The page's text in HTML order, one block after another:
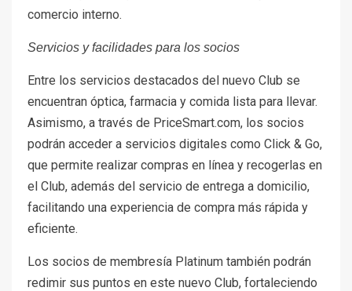
comercio interno.
Servicios y facilidades para los socios
Entre los servicios destacados del nuevo Club se
encuentran óptica, farmacia y comida lista para llevar.
Asimismo, a través de PriceSmart.com, los socios
podrán acceder a servicios digitales como Click & Go,
que permite realizar compras en línea y recogerlas en
el Club, además del servicio de entrega a domicilio,
facilitando una experiencia de compra más rápida y
eficiente.
Los socios de membresía Platinum también podrán
redimir sus puntos en este nuevo Club, fortaleciendo